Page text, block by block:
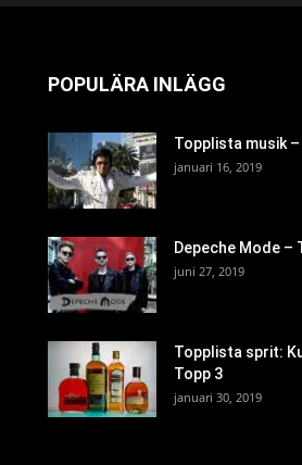
POPULÄRA INLÄGG
Topplista musik
januari 16, 2019
Depeche Mode –
juni 27, 2019
Topplista sprit:
Topp 3
januari 30, 2019